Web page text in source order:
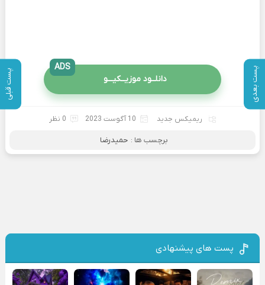
پست بعدی پست قبلی دانلــود موزیــکیـــو
ADS
ریمیکس جدید 10 آگوست 2023 0 نظر
برچسب ها : حمیدرضا
پست های پیشنهادی